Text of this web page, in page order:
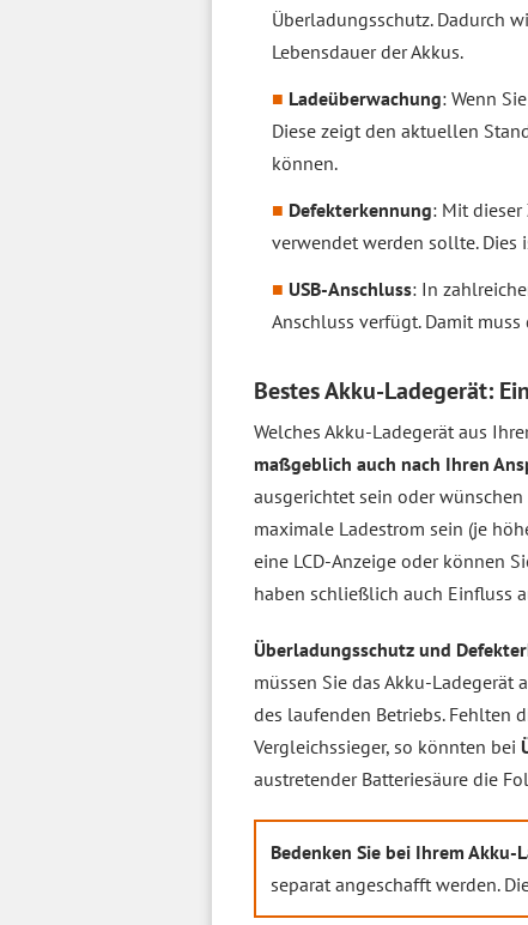
Überladungsschutz. Dadurch
Lebensdauer der Akkus.
Ladeüberwachung: Wenn
Diese zeigt den aktuellen
können.
Defekterkennung: Mit
verwendet werden sollte. Dies
USB-Anschluss: In
Anschluss verfügt. Damit
Bestes Akku-Ladegerät:
Welches Akku-Ladegerät aus
maßgeblich auch nach Ihren
ausgerichtet sein oder
maximale Ladestrom sein (je
eine LCD-Anzeige oder können
haben schließlich auch Einfluss
Überladungsschutz und
müssen Sie das Akku-
des laufenden Betriebs. Fehlten
Vergleichssieger, so könnten bei
austretender Batteriesäure die
Bedenken Sie bei Ihrem
separat angeschafft werden.